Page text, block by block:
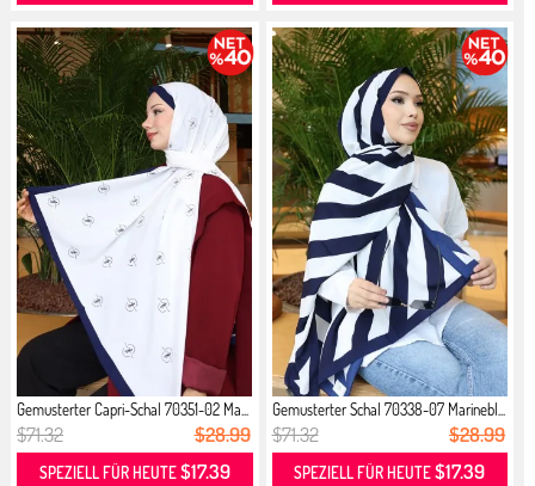
Gemusterter Capri-Schal 70351-02 Ma...
$71.32 $28.99
SPEZIELL FÜR HEUTE$17.39
Gemusterter Schal 70338-07 Marinebl...
$71.32 $28.99
SPEZIELL FÜR HEUTE$17.39